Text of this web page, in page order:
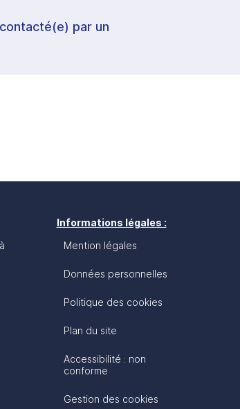
par un
Informations légales :
Mention légales
Données personnelles
Politique des cookies
Plan du site
Accessibilité : non
conforme
Gestion des cookies